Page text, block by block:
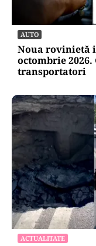
AUTO
Noua rovinietă
octombrie 2026.
transportatori
ACTUALITATE